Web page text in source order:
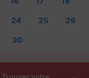
24 25 26
30